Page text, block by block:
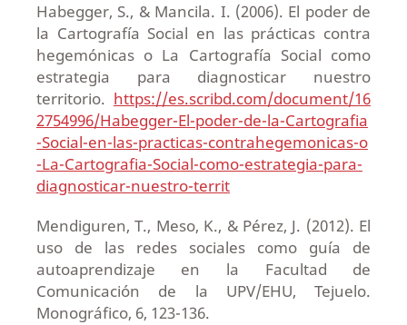
Habegger, S., & Mancila. I. (2006). El poder de
la Cartografía Social en las prácticas contra
hegemónicas o La Cartografía Social como
estrategia para diagnosticar nuestro
territorio. https://es.scribd.com/document/16
2754996/Habegger-El-poder-de-la-Cartografia
-Social-en-las-practicas-contrahegemonicas-o
-La-Cartografia-Social-como-estrategia-para-
diagnosticar-nuestro-territ
Mendiguren, T., Meso, K., & Pérez, J. (2012). El
uso de las redes sociales como guía de
autoaprendizaje en la Facultad de
Comunicación de la UPV/EHU, Tejuelo.
Monográfico, 6, 123-136.